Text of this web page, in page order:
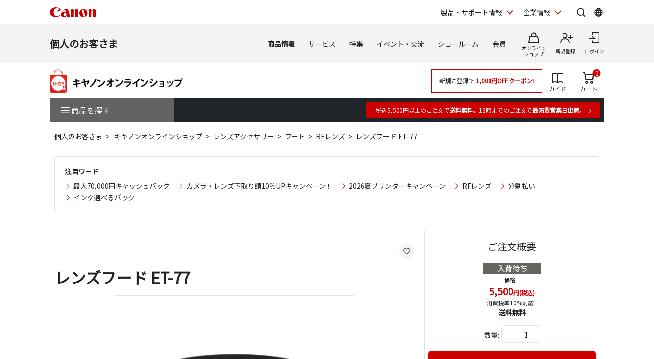
製品・サポート情報 企業情報
個人のお客さま 商品情報 サービス 特集 イベント・交流 ショールーム 会員
オンライン
ショップ
新規登録 ログイン
商品を探す
新規ご登録で 1,000円OFFクーポン!
ガイド
カート
0
税込5,500円以上のご注文で送料無料。13時までのご注文で最短翌営業日出荷。
個人のお客さま キヤノンオンラインショップ レンズアクセサリー フード RFレンズ レンズフード ET-77
注目ワード
最大70,000円キャッシュバック
カメラ・レンズ下取り額10％UPキャンペーン！ 2026夏プリンターキャンペーン RFレンズ
分割払い
インク選べるパック
レンズフード ET-77
ご注文概要
価格
5,500円(税込)
消費税率10%対応
送料無料
数量: